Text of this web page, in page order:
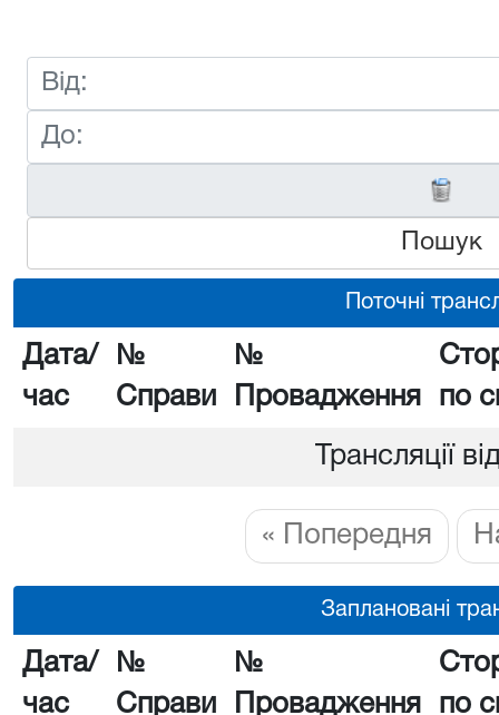
Пошук
Поточні
Дата/
час
№
Справи
№
Провадження
по
Трансляції
« Попередня
Заплановані
Дата/
час
№
Справи
№
Провадження
по